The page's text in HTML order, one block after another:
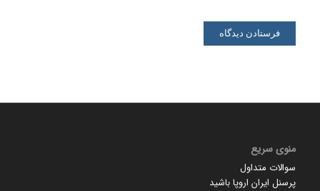
منوی سریع
سوالات متداول
پرسنل ایران اروپا باشید